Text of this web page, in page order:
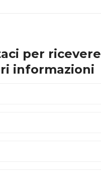
per ricevere
informazioni